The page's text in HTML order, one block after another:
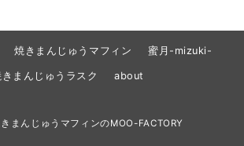
焼きまんじゅうマフィン 蜜月-mizuki-
きまんじゅうラスク about
まんじゅうマフィンのMOO-FACTORY